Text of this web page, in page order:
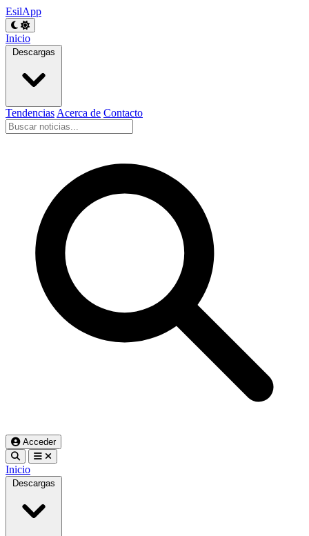
EsilApp
Inicio
Descargas
Tendencias Acerca de Contacto
Acceder
Inicio
Descargas